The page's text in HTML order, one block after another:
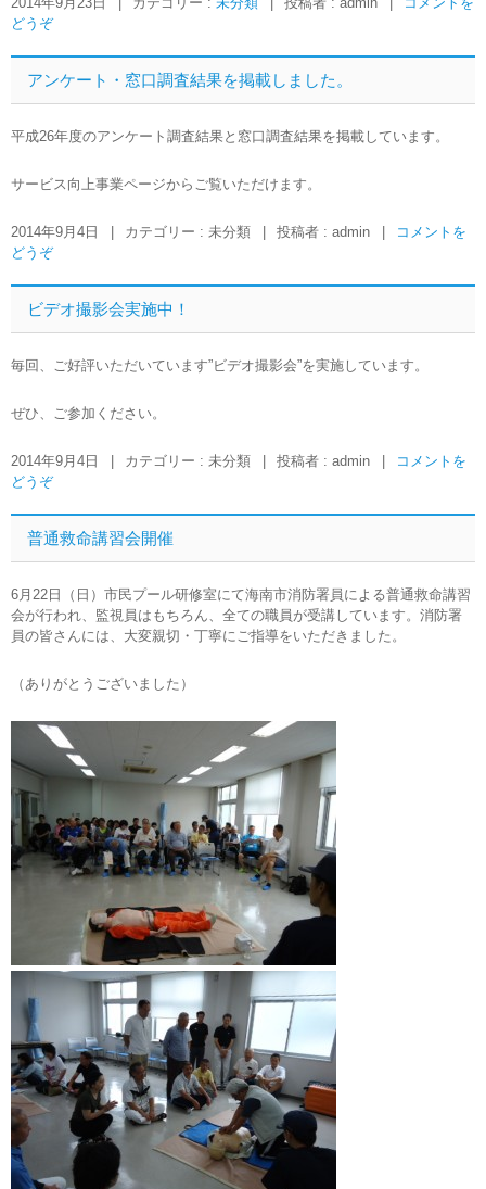
どうぞ
アンケート・窓口調査結果を掲載しました。
平成26年度のアンケート調査結果と窓口調査結果を掲載しています。
サービス向上事業ページからご覧いただけます。
2014年9月4日 カテゴリー : 未分類 投稿者 : admin
コメントを
どうぞ
ビデオ撮影会実施中！
毎回、ご好評いただいています”ビデオ撮影会”を実施しています。
ぜひ、ご参加ください。
2014年9月4日 カテゴリー : 未分類 投稿者 : admin
コメントを
どうぞ
普通救命講習会開催
6月22日（日）市民プール研修室にて海南市消防署員による普通救命講習
会が行われ、監視員はもちろん、全ての職員が受講しています。消防署
員の皆さんには、大変親切・丁寧にご指導をいただきました。
（ありがとうございました）